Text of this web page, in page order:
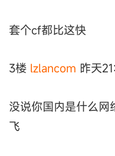
套个cf都比这快
3楼 lzlancom 昨天
没说你国内是什么网
飞